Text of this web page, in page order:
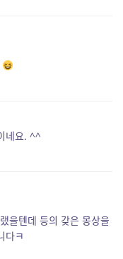
네요. ^^
을텐데 등의 갖은 몽상을
다ㅋ